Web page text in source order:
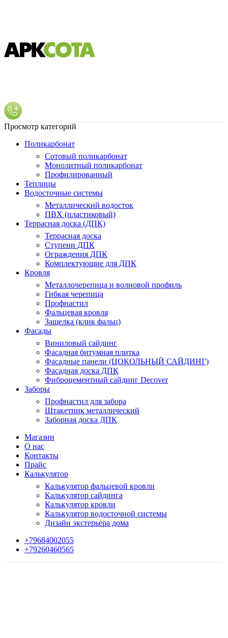
Просмотр категорий
Поликарбонат
Сотовый поликарбонат
Монолитный поликарбонат
Профилированный
Теплицы
Водосточные системы
Металлический водосток
ПВХ (пластиковый)
Террасная доска (ДПК)
Террасная доска
Ступени ДПК
Ограждения ДПК
Комплектующие для ДПК
Кровля
Металлочерепица и волновой профиль
Гибкая черепица
Профнастил
Фальцевая кровля
Защелка (клик фальц)
Фасады
Виниловый сайдинг
Фасадная битумная плитка
Фасадные панели (ЦОКОЛЬНЫЙ САЙДИНГ)
Фасадная доска ДПК
Фиброцементный сайдинг Decover
Заборы
Профнастил для забора
Штакетник металлический
Заборная доска ДПК
Магазин
О нас
Контакты
Прайс
Калькулятор
Калькулятор фальцевой кровли
Калькулятор сайдинга
Калькулятор кровли
Калькулятор водосточной системы
Дизайн экстерьера дома
+79684002055
+79260460565